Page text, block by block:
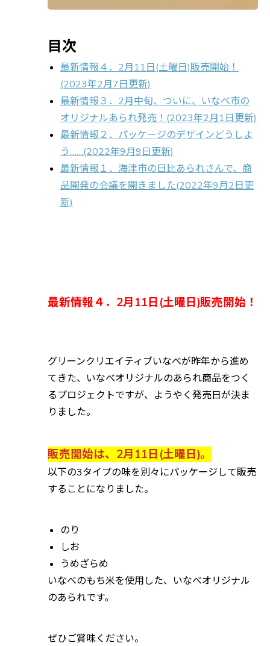
目次
最新情報４．2月11日(土曜日)販売開始！
(2023年2月7日更新)
最新情報３．2月中旬、ついに、いなべ市の
オリジナルあられ発売！(2023年2月1日更新)
最新情報２．パッケージのデザインどうしよ
う……(2022年9月9日更新)
最新情報１．海津市の日比あられさんで、商
品開発の会議を開きました(2022年9月2日更
新)
最新情報４．2月11日(土曜日)販売開始！
グリーンクリエイティブいなべが昨年から進め
てきた、いなべオリジナルのあられ商品をつく
るプロジェクトですが、ようやく発売日が決ま
りました。
販売開始は、2月11日(土曜日)。
以下の3タイプの味を別々にパッケージして販売
することになりました。
のり
しお
うめざらめ
いなべのもち米を使用した、いなべオリジナル
のあられです。
ぜひご賞味ください。